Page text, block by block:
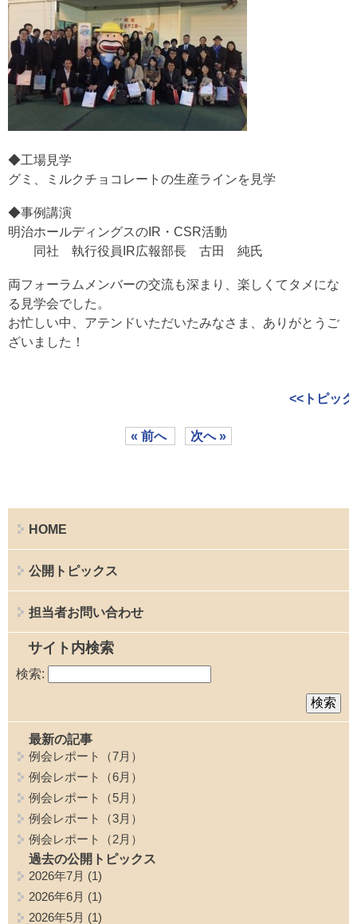
◆工場見学
グミ、ミルクチョコレートの生産ラインを見学
◆事例講演
明治ホールディングスのIR・CSR活動
同社 執行役員IR広報部長 古田 純氏
両フォーラムメンバーの交流も深まり、楽しくてタメにな
る見学会でした。
お忙しい中、アテンドいただいたみなさま、ありがとうご
ざいました！
<<トピッ
« 前へ 次へ »
HOME
公開トピックス
担当者お問い合わせ
サイト内検索
検索:
最新の記事
例会レポート（7月）
例会レポート（6月）
例会レポート（5月）
例会レポート（3月）
例会レポート（2月）
過去の公開トピックス
2026年7月 (1)
2026年6月 (1)
2026年5月 (1)